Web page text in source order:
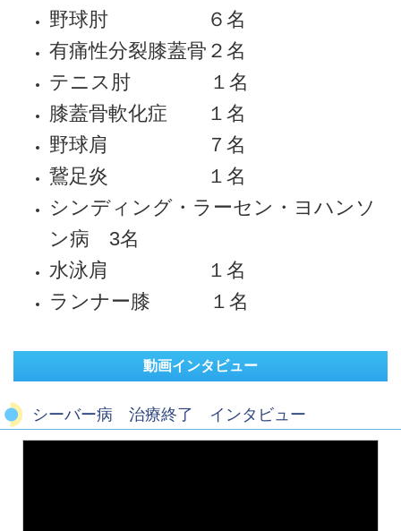
野球肘 ６名
有痛性分裂膝蓋骨２名
テニス肘 １名
膝蓋骨軟化症 １名
野球肩 ７名
鵞足炎 １名
シンディング・ラーセン・ヨハンソ
ン病 3名
水泳肩 １名
ランナー膝 １名
動画インタビュー
シーバー病 治療終了 インタビュー